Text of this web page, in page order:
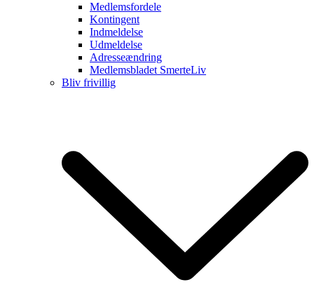
Medlemsfordele
Kontingent
Indmeldelse
Udmeldelse
Adresseændring
Medlemsbladet SmerteLiv
Bliv frivillig